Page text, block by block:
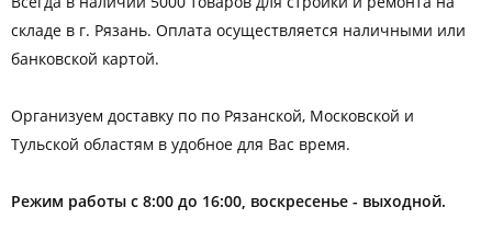
складе в г. Рязань. Оплата осуществляется наличными или
банковской картой.
Организуем доставку по по Рязанской, Московской и
Тульской областям в удобное для Вас время.
Режим работы с 8:00 до 16:00, воскресенье - выходной.